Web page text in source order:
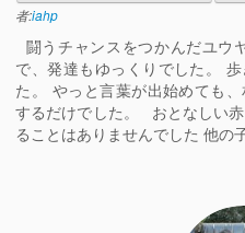
者:iahp
闘うチャンスをつかんだユウ
で、発達もゆっくりでした。
た。 やっと言葉が出始めても
するだけでした。 おとなしい
ることはありませんでした 他の